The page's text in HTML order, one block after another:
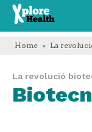
Xplore
Health
Home » La
La revolució